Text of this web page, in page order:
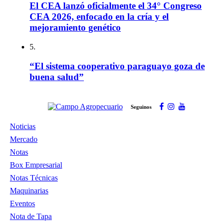
El CEA lanzó oficialmente el 34° Congreso
CEA 2026, enfocado en la cría y el
mejoramiento genético
5.
“El sistema cooperativo paraguayo goza de
buena salud”
Seguinos
Noticias
Mercado
Notas
Box Empresarial
Notas Técnicas
Maquinarias
Eventos
Nota de Tapa